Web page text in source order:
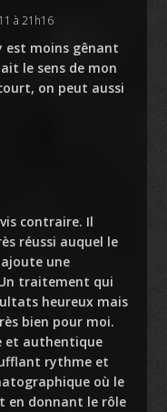
à 21h16
est moins gênant
le sens de mon
on peut aussi
contraire. Il
réussi auquel le
une
traitement qui
heureux mais
bien pour moi.
et authentique
rythme et
où le
en donnant le rôle